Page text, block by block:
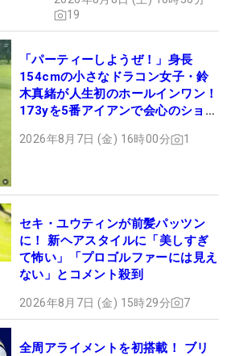
19
「パーティーしようぜ！」身長
154cmの小さなドラコン女子・鈴
木真緒が人生初のホールインワン！
173yを5番アイアンで会心のショッ
2026年8月7日 (金) 16時00分 1
セキ・ユウティンが前髪パッツン
に！ 新ヘアスタイルに「美しすぎ
て怖い」「プロゴルファーには見え
ない」とコメント殺到
2026年8月7日 (金) 15時29分 7
全周アライメントを初搭載！ ブリ